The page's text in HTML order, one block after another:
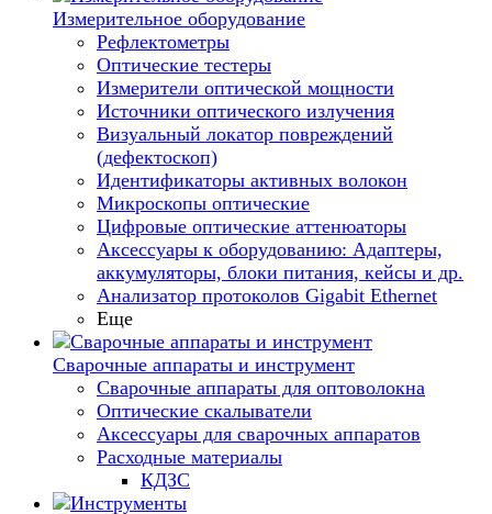
Измерительное оборудование
Рефлектометры
Оптические тестеры
Измерители оптической мощности
Источники оптического излучения
Визуальный локатор повреждений
(дефектоскоп)
Идентификаторы активных волокон
Микроскопы оптические
Цифровые оптические аттенюаторы
Аксессуары к оборудованию: Адаптеры,
аккумуляторы, блоки питания, кейсы и др.
Анализатор протоколов Gigabit Ethernet
Еще
Сварочные аппараты и инструмент
Сварочные аппараты для оптоволокна
Оптические скалыватели
Аксессуары для сварочных аппаратов
Расходные материалы
КДЗС